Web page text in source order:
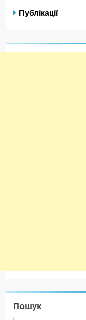
Публікації
Пошук